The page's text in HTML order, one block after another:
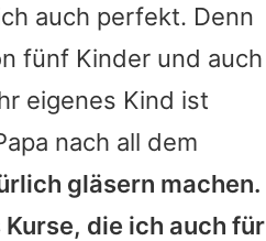
auch perfekt. Denn
fünf Kinder und auch
eigenes Kind ist
nach all dem
gläsern machen.
die ich auch für